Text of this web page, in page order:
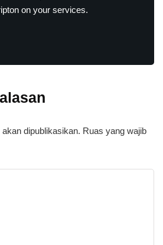
on your services.
dipublikasikan. Ruas yang wajib